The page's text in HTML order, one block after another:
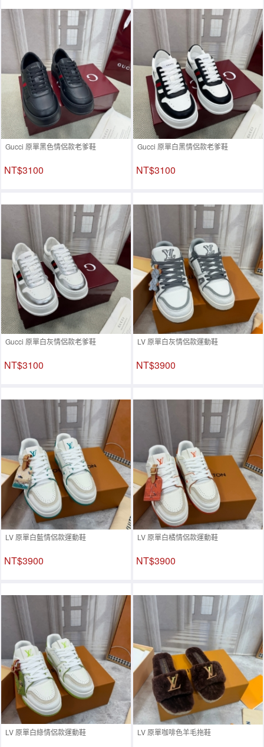
Gucci 原單黑色情侶款老爹鞋
NT$3100
Gucci 原單白黑情侶款老爹鞋
NT$3100
Gucci 原單白灰情侶款老爹鞋
NT$3100
LV 原單白灰情侶款運動鞋
NT$3900
LV 原單白藍情侶款運動鞋
NT$3900
LV 原單白橘情侶款運動鞋
NT$3900
LV 原單白綠情侶款運動鞋 LV 原單咖啡色羊毛拖鞋